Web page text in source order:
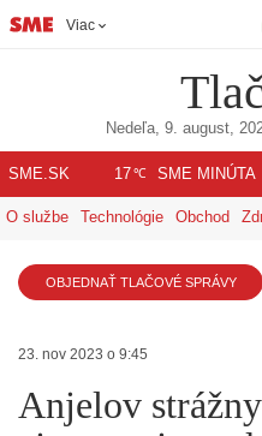
Viac
Nedeľa, 9. august,
SME.SK 17℃ SME MINÚTA
O službe Technológie Obchod
OBJEDNAŤ TLAČOVÉ SPRÁVY
23. nov 2023 o 9:45
Anjelov